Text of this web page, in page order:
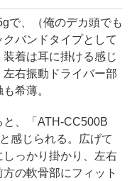
で、（俺のデカ頭でも
バンドタイプとして
着は耳に掛ける感じ
右振動ドライバー部
希薄。
、「ATH-CC500B
感じられる。広げて
っかり掛かり、左右
の軟骨部にフィット